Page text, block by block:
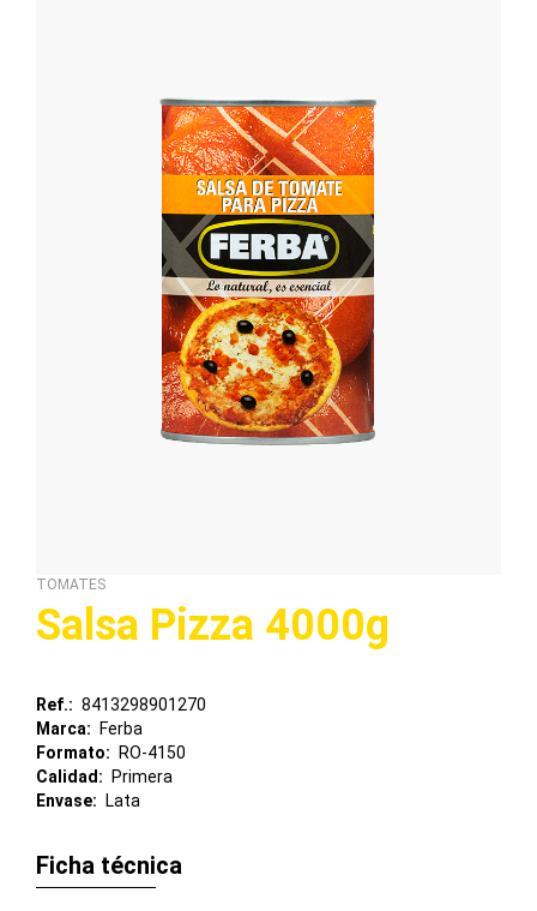
TOMATES
Salsa Pizza 4000g
Ref.
8413298901270
Marca
Ferba
Formato
RO-4150
Calidad
Primera
Envase
Lata
Ficha técnica